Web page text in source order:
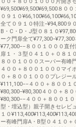
¥69,500¥69,500¥69,500８０
０９１０
全て０９１０特注−¥94,800９
B・C・D・J型０８１０
ーク門扉全て
¥77,300−−８００１０００直
扉１・３型０４１０＋０８１
８００１０００スーパー有峰
４００＋８００１０００マイ
０＋８００１０００プレジー
¥111,100−−４００＋８００１
¥80,300−¥80,300４００＋８
¥80,300−−４００＋８００１
型・埋込型）親子開きセレビ
１０
ー有峰門扉A・B型０４１０＋